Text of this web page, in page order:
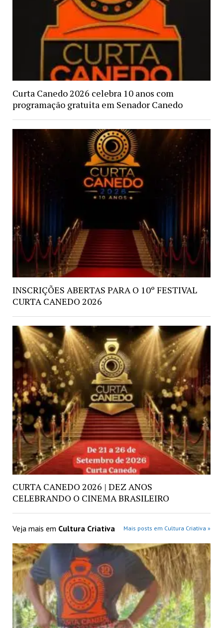
Curta Canedo 2026 celebra 10 anos com
programação gratuita em Senador Canedo
INSCRIÇÕES ABERTAS PARA O 10º FESTIVAL
CURTA CANEDO 2026
CURTA CANEDO 2026 | DEZ ANOS
CELEBRANDO O CINEMA BRASILEIRO
Veja mais em Cultura Criativa Mais posts em Cultura Criativa »